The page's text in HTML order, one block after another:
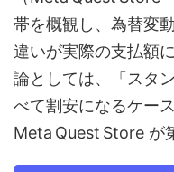
帯を概観し、為替変
違いが実際の支払額
論としては、「スタ
べて割安になるケー
Meta Quest Store が